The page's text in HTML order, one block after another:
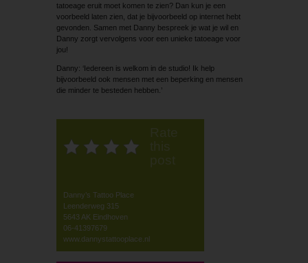
tatoeage eruit moet komen te zien? Dan kun je een
voorbeeld laten zien, dat je bijvoorbeeld op internet hebt
gevonden. Samen met Danny bespreek je wat je wil en
Danny zorgt vervolgens voor een unieke tatoeage voor
jou!
Danny: ‘Iedereen is welkom in de studio! Ik help
bijvoorbeeld ook mensen met een beperking en mensen
die minder te besteden hebben.’
Danny’s Tattoo Place
Leenderweg 315
5643 AK Eindhoven
06-41397679
www.dannystattooplace.nl